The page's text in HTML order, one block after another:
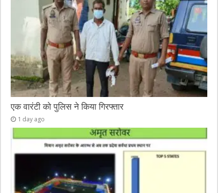
एक वारंटी को पुलिस ने किया गिरफ्तार
1 day ago